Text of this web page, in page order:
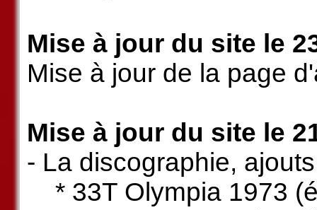
Mise à jour du site le
Mise à jour de la page
Mise à jour du site le
- La discographie,
* 33T Olympia 1973